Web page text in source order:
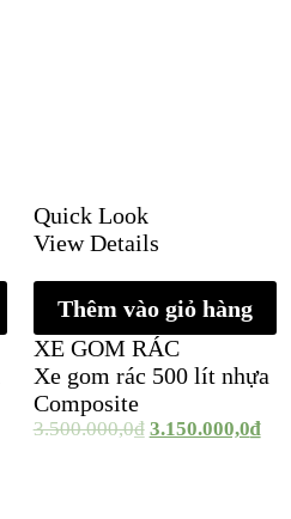
Quick Look
View Details
Thêm vào giỏ hàng
XE GOM RÁC
Xe gom rác 500 lít nhựa
Composite
3.500.000,0₫ 3.150.000,0₫